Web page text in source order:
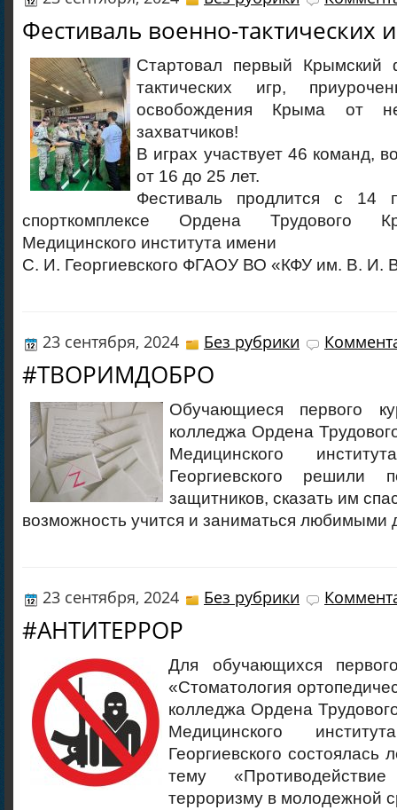
Фестиваль военно-тактических
Стартовал первый Крымский
тактических игр,
освобождения Крыма от
захватчиков!
В играх участвует 46 команд,
от 16 до 25 лет.
Фестиваль продлится с 14
спорткомплексе Ордена Трудового
Медицинского института имени
С. И. Георгиевского ФГАОУ ВО «КФУ им. В. И.
23 сентября, 2024 Без рубрики
#ТВОРИМДОБРО
Обучающиеся первого
колледжа Ордена
Медицинского
Георгиевского решили
защитников, сказать им
возможность учится и заниматься любимыми
23 сентября, 2024 Без рубрики
#АНТИТЕРРОР
Для обучающихся
«Стоматология
колледжа Ордена
Медицинского
Георгиевского
тему
терроризму в молодежной